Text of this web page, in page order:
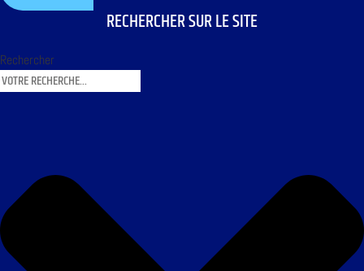
RECHERCHER SUR LE SITE
Rechercher